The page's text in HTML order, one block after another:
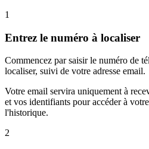
1
Entrez le numéro à localiser
Commencez par saisir le numéro de
localiser, suivi de votre adresse email.
Votre email servira uniquement à
et vos identifiants pour accéder à
l'historique.
2